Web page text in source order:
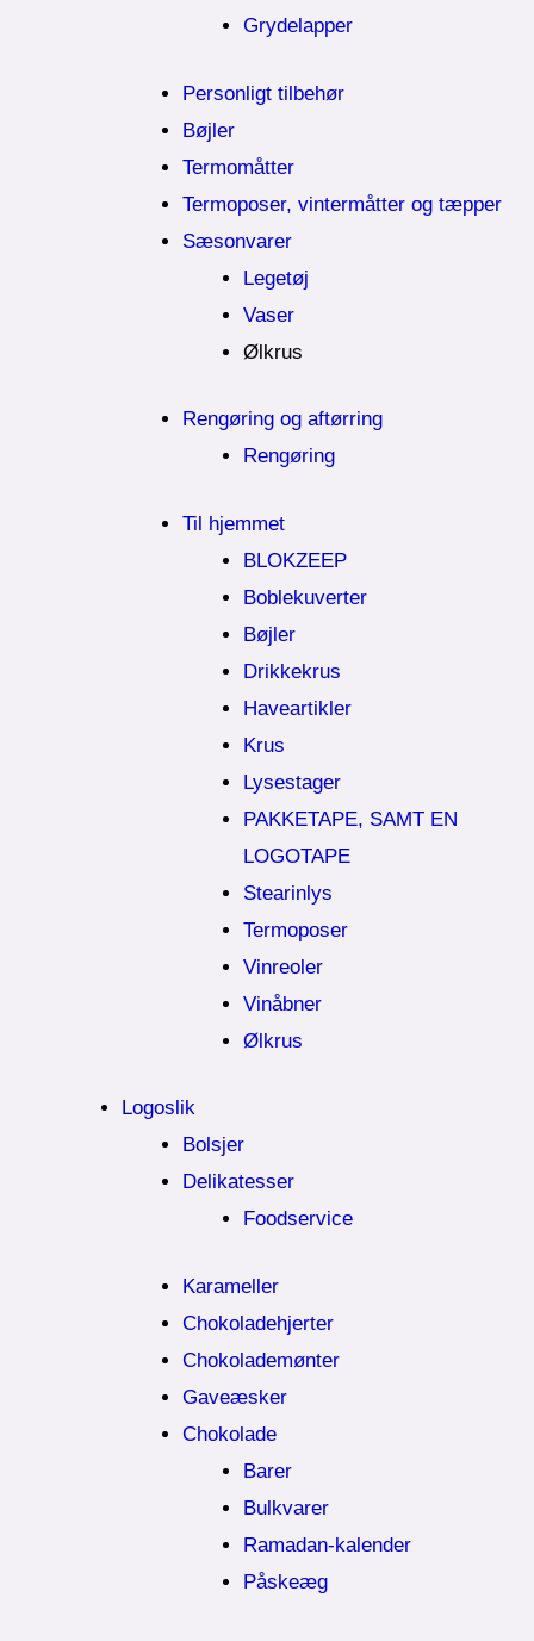
Grydelapper
Personligt tilbehør
Bøjler
Termomåtter
Termoposer, vintermåtter og tæpper
Sæsonvarer
Legetøj
Vaser
Ølkrus
Rengøring og aftørring
Rengøring
Til hjemmet
BLOKZEEP
Boblekuverter
Bøjler
Drikkekrus
Haveartikler
Krus
Lysestager
PAKKETAPE, SAMT EN
LOGOTAPE
Stearinlys
Termoposer
Vinreoler
Vinåbner
Ølkrus
Logoslik
Bolsjer
Delikatesser
Foodservice
Karameller
Chokoladehjerter
Chokolademønter
Gaveæsker
Chokolade
Barer
Bulkvarer
Ramadan-kalender
Påskeæg